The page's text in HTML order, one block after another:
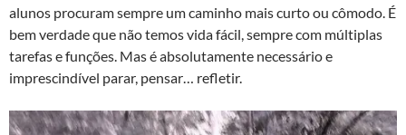
alunos procuram sempre um caminho mais curto ou cômodo. É
bem verdade que não temos vida fácil, sempre com múltiplas
tarefas e funções. Mas é absolutamente necessário e
imprescindível parar, pensar… refletir.